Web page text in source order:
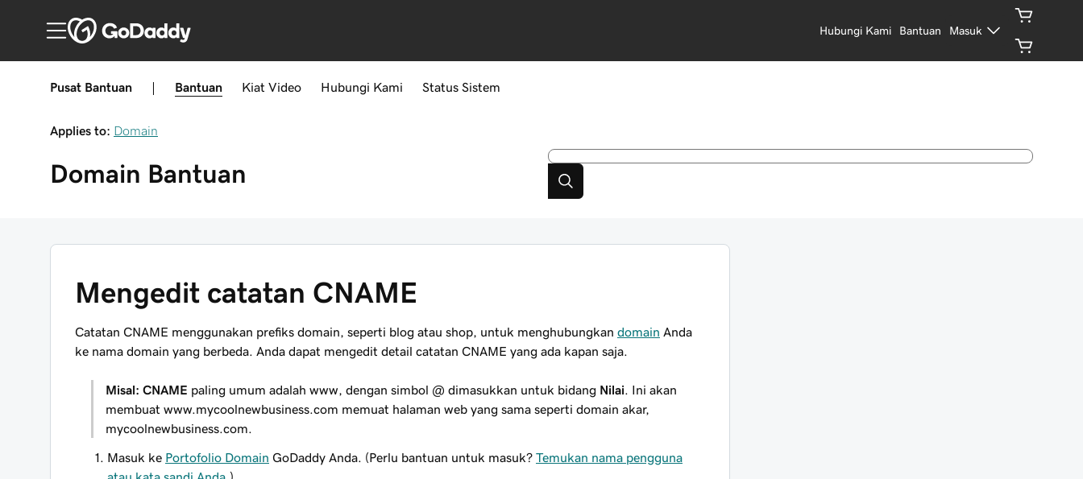
Hubungi Kami Bantuan Masuk
Pusat Bantuan Bantuan Kiat Video Hubungi Kami Status Sistem
Applies to: Domain
Domain Bantuan
Mengedit catatan CNAME
Catatan CNAME menggunakan prefiks domain, seperti blog atau shop , untuk menghubungkan domain Anda
ke nama domain yang berbeda. Anda dapat mengedit detail catatan CNAME yang ada kapan saja.
Misal: CNAME paling umum adalah www , dengan simbol @ dimasukkan untuk bidang Nilai . Ini akan
membuat www.mycoolnewbusiness.com memuat halaman web yang sama seperti domain akar,
mycoolnewbusiness.com
Masuk ke Portofolio Domain GoDaddy Anda. (Perlu bantuan untuk masuk? Temukan nama pengguna